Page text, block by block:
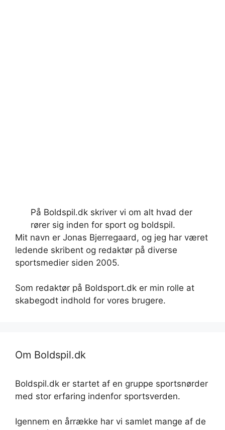
På Boldspil.dk skriver vi om alt hvad der
rører sig inden for sport og boldspil.
Mit navn er Jonas Bjerregaard, og jeg har været
ledende skribent og redaktør på diverse
sportsmedier siden 2005.
Som redaktør på Boldsport.dk er min rolle at
skabegodt indhold for vores brugere.
Om Boldspil.dk
Boldspil.dk er startet af en gruppe sportsnørder
med stor erfaring indenfor sportsverden.
Igennem en årrække har vi samlet mange af de